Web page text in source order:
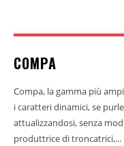
COMPA
Compa, la gamma più
i caratteri dinamici, se
attualizzandosi, senza
produttrice di troncatrici,...